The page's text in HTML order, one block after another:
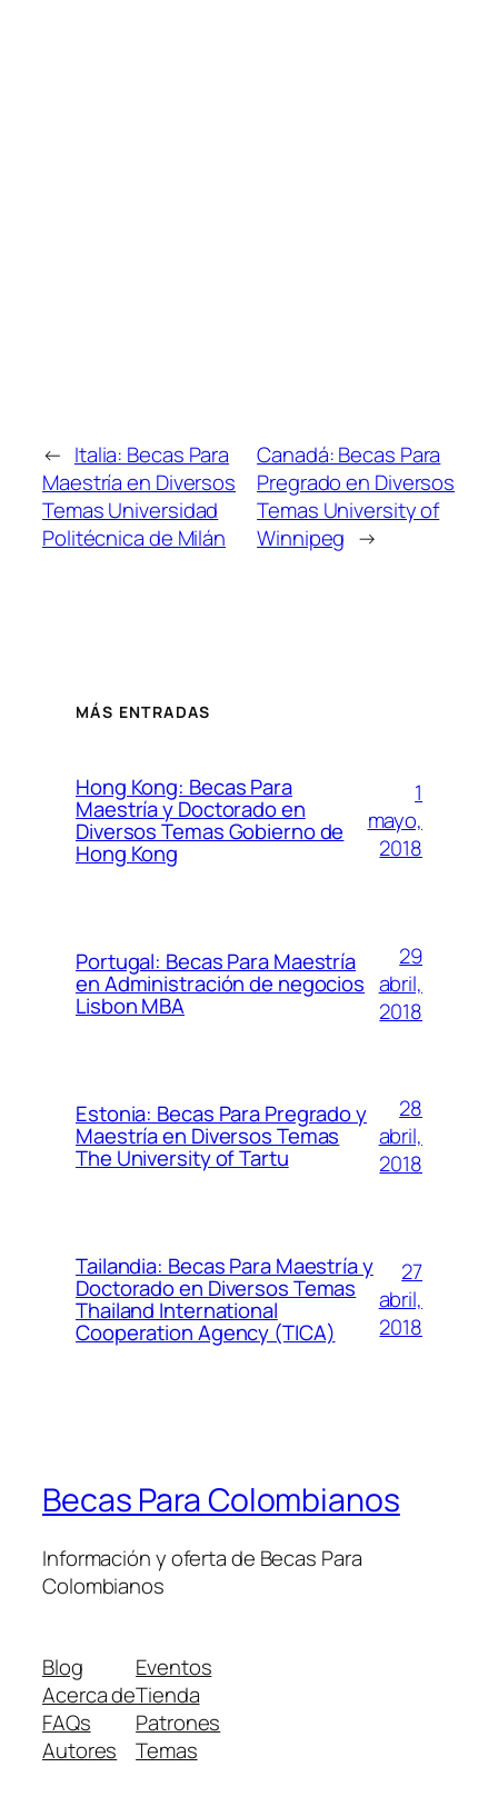
← Italia: Becas Para
Maestría en Diversos
Temas Universidad
Politécnica de Milán
Canadá: Becas Para
Pregrado en Diversos
Temas University of
Winnipeg →
MÁS ENTRADAS
Hong Kong: Becas Para
Maestría y Doctorado en
Diversos Temas Gobierno de
Hong Kong
1
mayo,
2018
Portugal: Becas Para Maestría
en Administración de negocios
Lisbon MBA
29
abril,
2018
Estonia: Becas Para Pregrado y
Maestría en Diversos Temas
The University of Tartu
28
abril,
2018
Tailandia: Becas Para Maestría y
Doctorado en Diversos Temas
Thailand International
Cooperation Agency (TICA)
27
abril,
2018
Becas Para Colombianos
Información y oferta de Becas Para
Colombianos
Blog
Acerca de
FAQs
Autores
Eventos
Tienda
Patrones
Temas